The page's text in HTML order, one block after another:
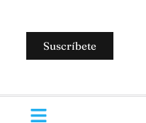
Suscríbete